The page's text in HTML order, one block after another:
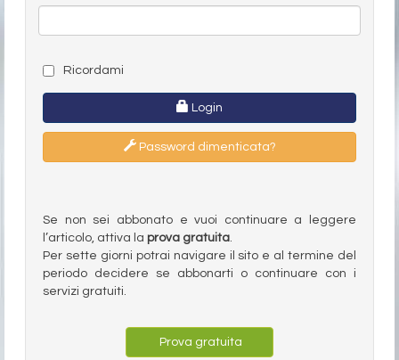
Ricordami
Login
Password dimenticata?
Se non sei abbonato e vuoi continuare a leggere
l’articolo, attiva la prova gratuita.
Per sette giorni potrai navigare il sito e al termine del
periodo decidere se abbonarti o continuare con i
servizi gratuiti.
Prova gratuita